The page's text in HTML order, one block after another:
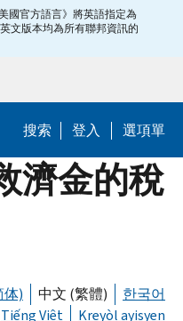
國官方語言》將英語指定為
文版本均為所有聯邦資訊的
搜索 登入 選項單
濟金的稅
体) 中文 (繁體)
한국어
Tiếng Việt Kreyòl ayisyen